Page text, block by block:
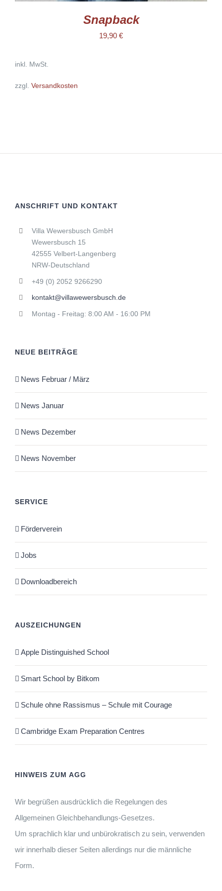
Snapback
19,90 €
inkl. MwSt.
zzgl. Versandkosten
ANSCHRIFT UND KONTAKT
Villa Wewersbusch GmbH
Wewersbusch 15
42555 Velbert-Langenberg
NRW-Deutschland
+49 (0) 2052 9266290
kontakt@villawewersbusch.de
Montag - Freitag: 8:00 AM - 16:00 PM
NEUE BEITRÄGE
News Februar / März
News Januar
News Dezember
News November
SERVICE
Förderverein
Jobs
Downloadbereich
AUSZEICHUNGEN
Apple Distinguished School
Smart School by Bitkom
Schule ohne Rassismus – Schule mit Courage
Cambridge Exam Preparation Centres
HINWEIS ZUM AGG
Wir begrüßen ausdrücklich die Regelungen des
Allgemeinen Gleichbehandlungs-Gesetzes.
Um sprachlich klar und unbürokratisch zu sein, verwenden
wir innerhalb dieser Seiten allerdings nur die männliche
Form.